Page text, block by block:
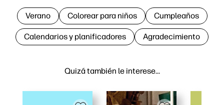
Quizá también le interese…
Verano Colorear para niños Cumpleaños
Calendarios y planificadores Agradecimiento